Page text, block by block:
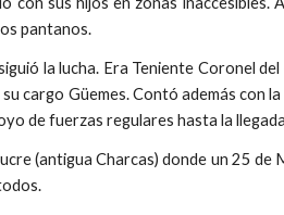
pantanos.
la lucha. Era Teniente Coronel
cargo Güemes. Contó además con
de fuerzas regulares hasta la
(antigua Charcas) donde un 25